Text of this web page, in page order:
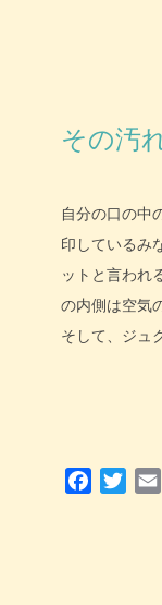
その汚
自分の口の中
印しているみ
ットと言われ
の内側は空気
そして、ジュ
Facebook